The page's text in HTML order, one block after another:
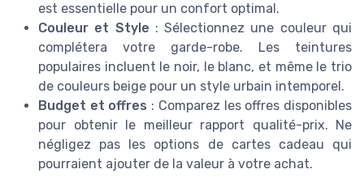
est essentielle pour un confort optimal.
Couleur et Style : Sélectionnez une couleur qui
complétera votre garde-robe. Les teintures
populaires incluent le noir, le blanc, et même le trio
de couleurs beige pour un style urbain intemporel.
Budget et offres : Comparez les offres disponibles
pour obtenir le meilleur rapport qualité-prix. Ne
négligez pas les options de cartes cadeau qui
pourraient ajouter de la valeur à votre achat.